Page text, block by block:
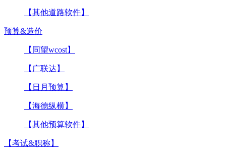
【其他道路软件】
预算&造价
【同望wcost】
【广联达】
【日月预算】
【海德纵横】
【其他预算软件】
【考试&职称】